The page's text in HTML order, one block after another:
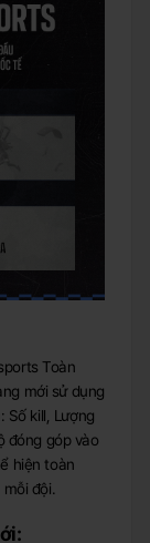
Toàn
mới sử dụng
Số kill, Lượng
đóng góp vào
hiện toàn
đội.